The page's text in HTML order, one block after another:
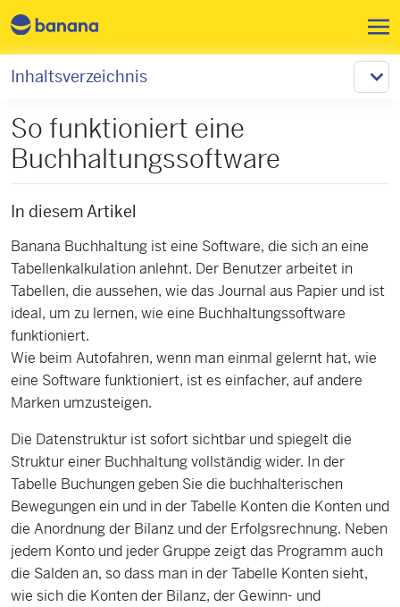
So funktioniert eine
Buchhaltungssoftware
In diesem Artikel
Banana Buchhaltung ist eine Software, die sich an eine
Tabellenkalkulation anlehnt. Der Benutzer arbeitet in
Tabellen, die aussehen, wie das Journal aus Papier und ist
ideal, um zu lernen, wie eine Buchhaltungssoftware
funktioniert.
Wie beim Autofahren, wenn man einmal gelernt hat, wie
eine Software funktioniert, ist es einfacher, auf andere
Marken umzusteigen.
Die Datenstruktur ist sofort sichtbar und spiegelt die
Struktur einer Buchhaltung vollständig wider. In der
Tabelle Buchungen geben Sie die buchhalterischen
Bewegungen ein und in der Tabelle Konten die Konten und
die Anordnung der Bilanz und der Erfolgsrechnung. Neben
jedem Konto und jeder Gruppe zeigt das Programm auch
die Salden an, so dass man in der Tabelle Konten sieht,
wie sich die Konten der Bilanz, der Gewinn- und
Inhaltsverzeichnis